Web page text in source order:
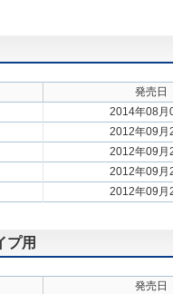
発売日
2014年08月
2012年09月
2012年09月
2012年09月
2012年09月
プ用
発売日